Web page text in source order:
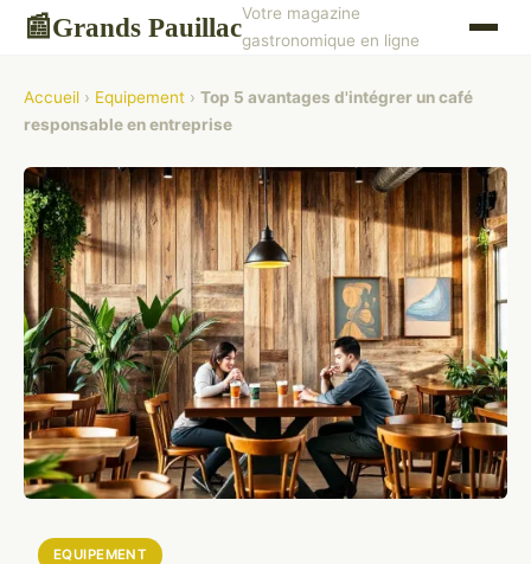
📰Grands PauillacVotre magazine
gastronomique en ligne
Accueil › Equipement › Top 5 avantages d'intégrer un café
responsable en entreprise
EQUIPEMENT